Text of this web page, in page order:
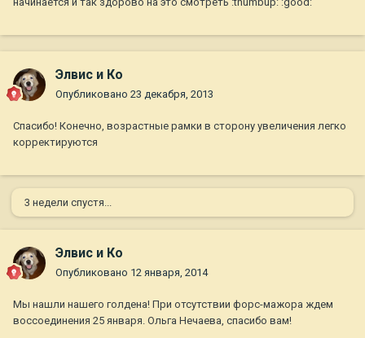
Элвис и Ко
Опубликовано 23 декабря, 2013
Спасибо! Конечно, возрастные рамки в сторону увеличения легко
корректируются
3 недели спустя...
Элвис и Ко
Опубликовано 12 января, 2014
Мы нашли нашего голдена! При отсутствии форс-мажора ждем
воссоединения 25 января. Ольга Нечаева, спасибо вам!